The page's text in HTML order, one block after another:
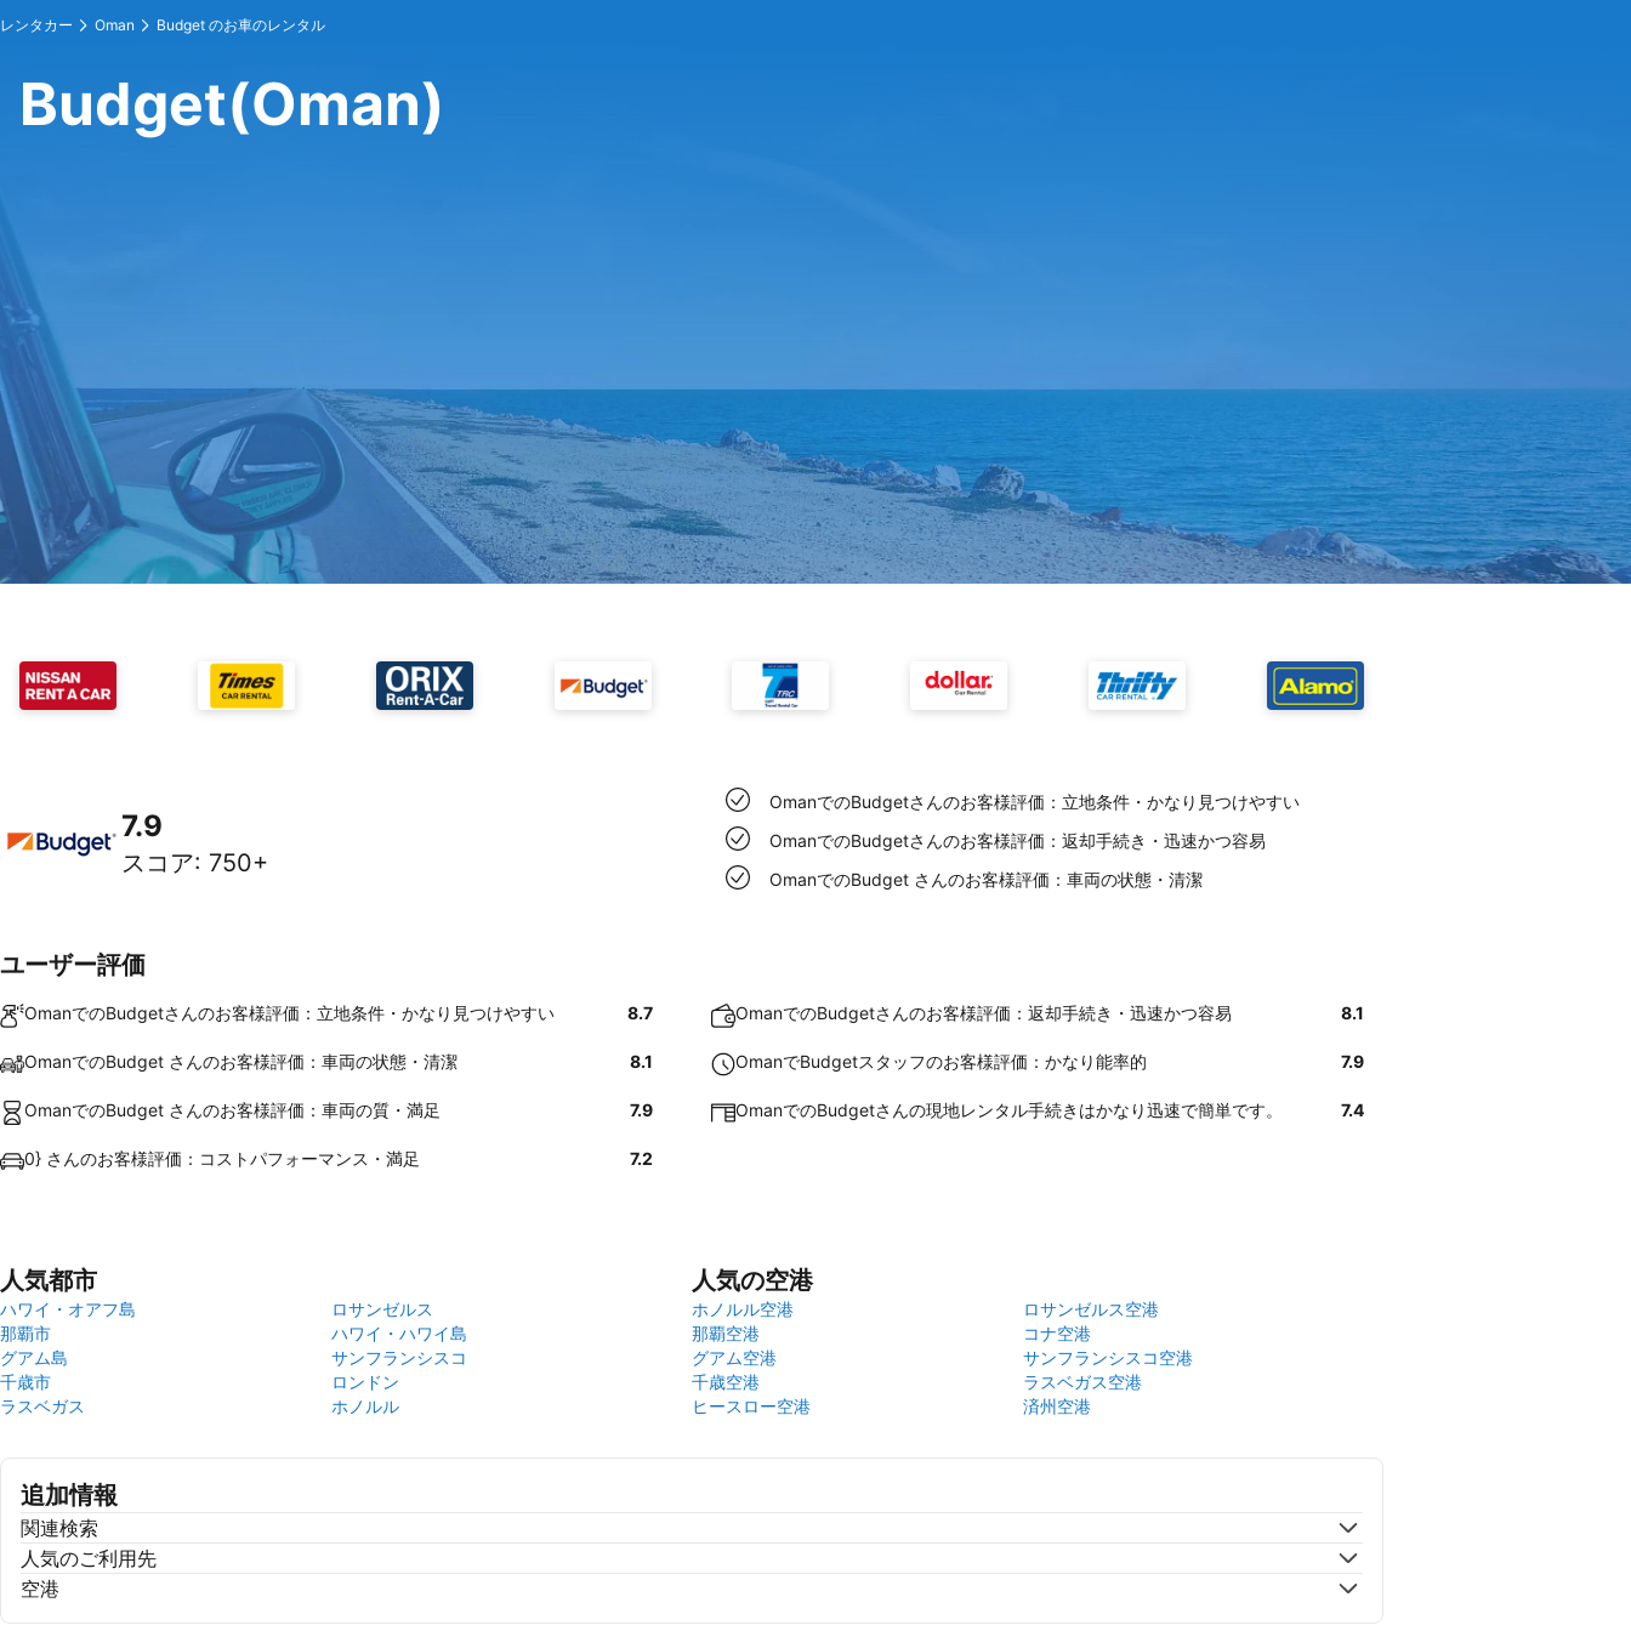
レンタカー Oman Budget のお車のレンタル
Budget(Oman)
7.9
スコア: 750+
OmanでのBudgetさんのお客様評価：立地条件・かなり見つけやすい
OmanでのBudgetさんのお客様評価：返却手続き・迅速かつ容易
OmanでのBudget さんのお客様評価：車両の状態・清潔
ユーザー評価
OmanでのBudgetさんのお客様評価：立地条件・かなり見つけやすい 8.7 OmanでのBudgetさんのお客様評価：返却手続き・迅速かつ容易 8.1
OmanでのBudget さんのお客様評価：車両の状態・清潔 8.1 OmanでBudgetスタッフのお客様評価：かなり能率的 7.9
OmanでのBudget さんのお客様評価：車両の質・満足 7.9 OmanでのBudgetさんの現地レンタル手続きはかなり迅速で簡単です。 7.4
0} さんのお客様評価：コストパフォーマンス・満足 7.2
人気都市
ハワイ・オアフ島
ロサンゼルス
那覇市
ハワイ・ハワイ島
グアム島
サンフランシスコ
千歳市
ロンドン
ラスベガス
ホノルル
人気の空港
ホノルル空港
ロサンゼルス空港
那覇空港
コナ空港
グアム空港
サンフランシスコ空港
千歳空港
ラスベガス空港
ヒースロー空港
済州空港
追加情報
関連検索
人気のご利用先
空港